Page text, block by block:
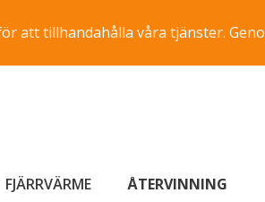
att tillhandahålla våra tjänster.
FJÄRRVÄRME ÅTERVINNING